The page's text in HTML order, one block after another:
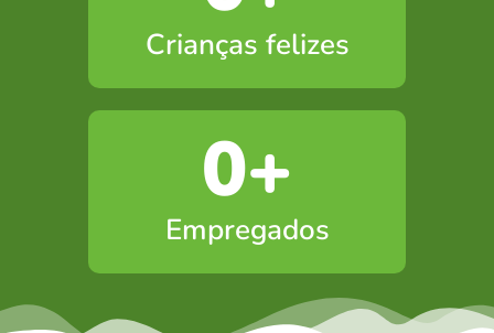
Crianças felizes
Empregados
0+